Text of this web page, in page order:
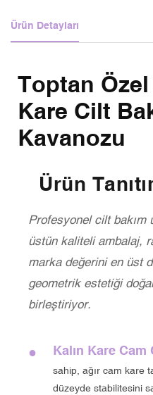
Ürün Detayları
Toptan
Kare Cilt
Kavanozu
Ürün
Profesyonel cilt bakım
üstün kaliteli ambalaj,
marka değerini en üst
geometrik estetiği
birleştiriyor.
● Kalın Kare Cam
sahip, ağır cam kare
düzeyde stabilitesini